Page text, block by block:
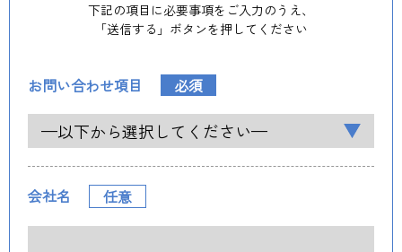
下記の項目に必要事項をご入力のうえ、
「送信する」ボタンを押してください
お問い合わせ項目 必須
会社名 任意